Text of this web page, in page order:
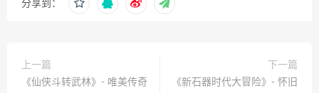
分享到：
上一篇
《仙侠斗转武林》- 唯美传奇
下一篇
《新石器时代大冒险》- 怀旧